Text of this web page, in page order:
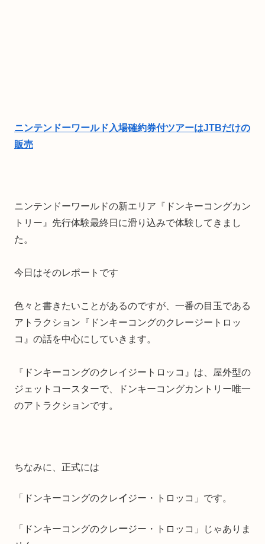
ニンテンドーワールド入場確約券付ツアーはJTBだけの
販売
ニンテンドーワールドの新エリア『ドンキーコングカン
トリー』先行体験最終日に滑り込みで体験してきまし
た。
今日はそのレポートです
色々と書きたいことがあるのですが、一番の目玉である
アトラクション『ドンキーコングのクレージートロッ
コ』の話を中心にしていきます。
『ドンキーコングのクレイジートロッコ』は、屋外型の
ジェットコースターで、ドンキーコングカントリー唯一
のアトラクションです。
ちなみに、正式には
「ドンキーコングのクレイ ジー・トロッコ」です。
「ドンキーコングのクレージー・トロッコ」じゃありま